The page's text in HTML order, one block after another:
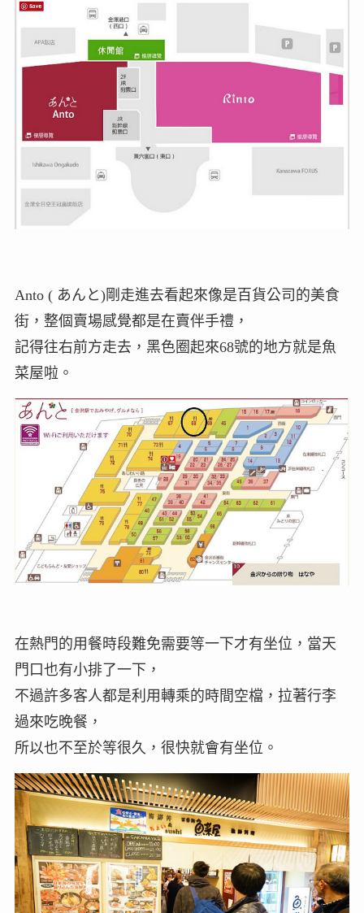
Anto ( あんと)剛走進去看起來像是百貨公司的美食
街，整個賣場感覺都是在賣伴手禮，
記得往右前方走去，黑色圈起來68號的地方就是魚
菜屋啦。
在熱門的用餐時段難免需要等一下才有坐位，當天
門口也有小排了一下，
不過許多客人都是利用轉乘的時間空檔，拉著行李
過來吃晚餐，
所以也不至於等很久，很快就會有坐位。